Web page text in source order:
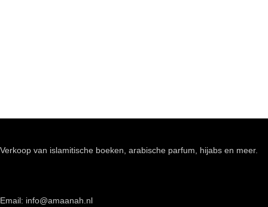
Verkoop van islamitische boeken, arabische parfum, hijabs en meer.
Email: info@amaanah.nl